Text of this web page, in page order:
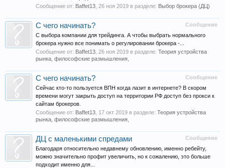
Сообщение от: Baffet13 26 ноя 2019 в разделе: Выбор брокера (ДЦ)
Сообщение
С чего начинать?
C выбора компании для трейдинга. А чтобы выбрать нормального
брокера нужно все понимать о регулировании брокера -...
Сообщение от: Baffet13 26 ноя 2019 в разделе: Теория устройства
рынка, философские размышления,
Сообщение
С чего начинать?
Сейчас кто-то пользуется ВПН когда лазит в интернете? В скором
времени могут закрыть доступ на территории РФ доступ без прокси к
сайтам брокеров.
Сообщение от: Baffet13 17 окт 2019 в разделе: Теория устройства
рынка, философские размышления,
Сообщение
ДЦ с маленькими спредами
Благодаря относительно недавнему обновлению, именно ребейту,
можно значительно профит увеличить, но к сожалению, это больше
подходит именно для...